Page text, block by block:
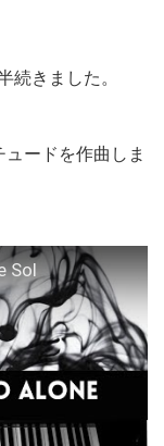
続きました。
ードを作曲しま
Sol